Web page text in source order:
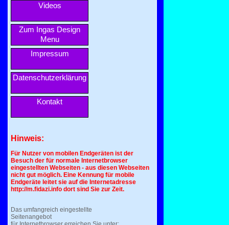
Videos
Zum Ingas Design
Menu
Impressum
Datenschutzerklärung
Kontakt
Hinweis:
Für Nutzer von mobilen Endgeräten ist der
Besuch der für normale Internetbrowser
eingestellten Webseiten - aus diesen Webseiten
nicht gut möglich. Eine Kennung für mobile
Endgeräte leitet sie auf die Internetadresse
http://m.fidazi.info dort sind Sie zur Zeit.
Das umfangreich eingestellte
Seitenangebot